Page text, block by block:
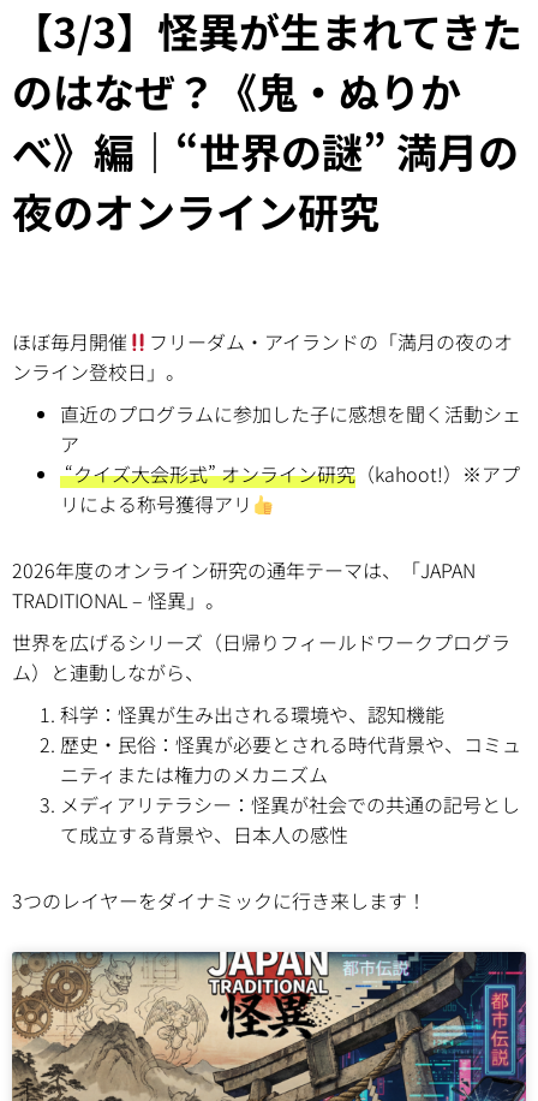
【3/3】怪異が生まれてきた
のはなぜ？《鬼・ぬりか
べ》編｜“世界の謎” 満月の
夜のオンライン研究
ほぼ毎月開催
フリーダム・アイランドの「満月の夜のオ
ンライン登校日」。
直近のプログラムに参加した子に感想を聞く活動シェ
ア
“クイズ大会形式” オンライン研究 （kahoot!）※アプ
リによる称号獲得アリ
2026年度のオンライン研究の通年テーマは、「JAPAN
TRADITIONAL – 怪異」。
世界を広げるシリーズ（日帰りフィールドワークプログラ
ム）と連動しながら、
科学：怪異が生み出される環境や、認知機能
歴史・民俗：怪異が必要とされる時代背景や、コミュ
ニティまたは権力のメカニズム
メディアリテラシー：怪異が社会での共通の記号とし
て成立する背景や、日本人の感性
3つのレイヤーをダイナミックに行き来します！